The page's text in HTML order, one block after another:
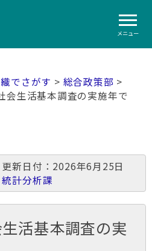
メニュー
でさがす > 総合政策部 >
会生活基本調査の実施年で
更新日付：2026年6月25日
統計分析課
活基本調査の実